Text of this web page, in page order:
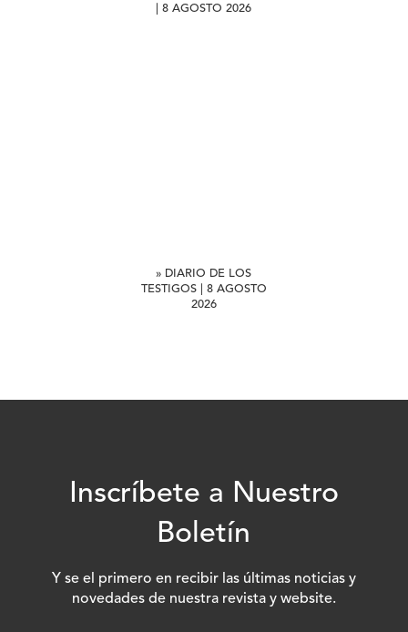
| 8 AGOSTO 2026
» DIARIO DE LOS
TESTIGOS | 8 AGOSTO
2026
Inscríbete a Nuestro
Boletín
Y se el primero en recibir las últimas noticias y
novedades de nuestra revista y website.